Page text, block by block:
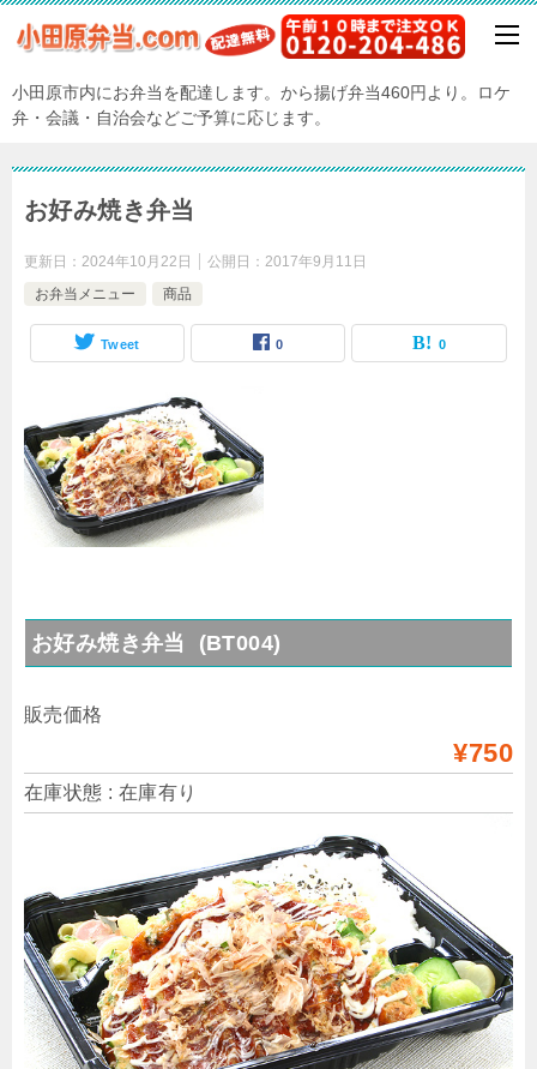
小田原市内にお弁当を配達します。から揚げ弁当460円より。ロケ
弁・会議・自治会などご予算に応じます。
お好み焼き弁当
更新日： 2024年10月22日 公開日： 2017年9月11日
お弁当メニュー
商品
Tweet 0 0
お好み焼き弁当 (BT004)
販売価格
¥750
在庫状態 : 在庫有り